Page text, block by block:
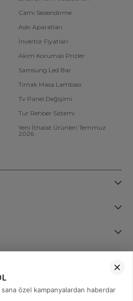
Cami Seslendirme
Askı Aparatları
İnvertör Fiyatları
Akım Korumalı Prizler
Samsung Led Bar
Tırnak Masa Lambası
Tv Panel Değişimi
Tur Rehber Sistemi
Yeni İthalat Ürünleri Temmuz
2026
473 08 08
özel kampanyalardan haberdar